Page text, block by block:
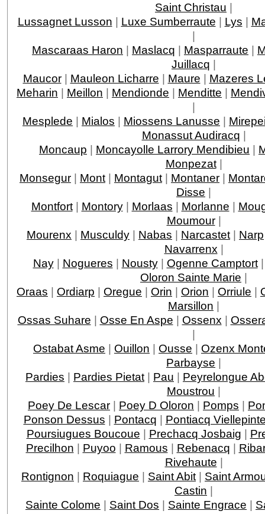
Saint Christau |
Lussagnet Lusson | Luxe Sumberraute | Lys |
|
Mascaraas Haron | Maslacq | Masparraute |
Juillacq |
Maucor| Mauleon Licharre | Maure | Mazeres
Meharin | Meillon | Mendionde | Menditte |
|
Mesplede | Mialos | Miossens Lanusse |
Monassut Audiracq |
Moncaup | Moncayolle Larrory Mendibieu |
Monpezat|
Monsegur | Mont | Montagut | Montaner |
Disse |
Montfort| Montory| Morlaas | Morlanne |
Moumour|
Mourenx | Musculdy | Nabas | Narcastet | Narp
Navarrenx |
Nay| Nogueres | Nousty| Ogenne Camptort
Oloron Sainte Marie |
Oraas | Ordiarp | Oregue | Orin | Orion | Orriule |
Marsillon |
Ossas Suhare | Osse En Aspe | Ossenx |
|
Ostabat Asme | Ouillon | Ousse | Ozenx
Parbayse |
Pardies | Pardies Pietat | Pau | Peyrelongue
Moustrou |
Poey De Lescar | Poey D Oloron | Pomps |
Ponson Dessus | Pontacq | Pontiacq
Poursiugues Boucoue | Prechacq Josbaig |
Precilhon | Puyoo | Ramous | Rebenacq |
Rivehaute |
Rontignon | Roquiague | Saint Abit | Saint
Castin |
Sainte Colome | Saint Dos | Sainte Engrace |